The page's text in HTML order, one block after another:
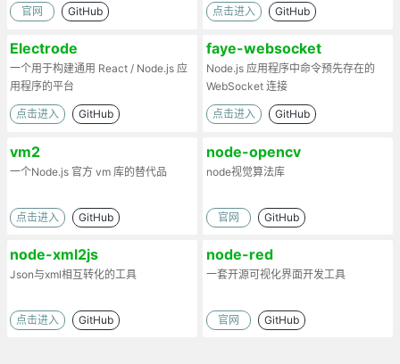
官网 GitHub 点击进入 GitHub
Electrode
一个用于构建通用 React / Node.js 应
用程序的平台
点击进入 GitHub
faye-websocket
Node.js 应用程序中命令预先存在的
WebSocket 连接
点击进入 GitHub
vm2
一个Node.js 官方 vm 库的替代品
点击进入 GitHub
node-opencv
node视觉算法库
官网 GitHub
node-xml2js
Json与xml相互转化的工具
点击进入 GitHub
node-red
一套开源可视化界面开发工具
官网 GitHub